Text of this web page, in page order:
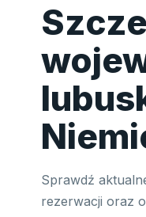
Sprawdź
rezerwacji oraz